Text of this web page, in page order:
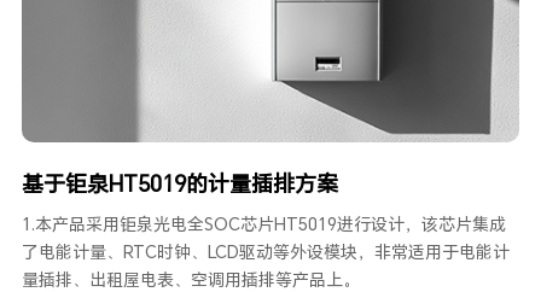
基于钜泉HT5019的计量插排方案
1.本产品采用钜泉光电全SOC芯片HT5019进行设计，该芯片集成
了电能计量、RTC时钟、LCD驱动等外设模块，非常适用于电能计
量插排、出租屋电表、空调用插排等产品上。